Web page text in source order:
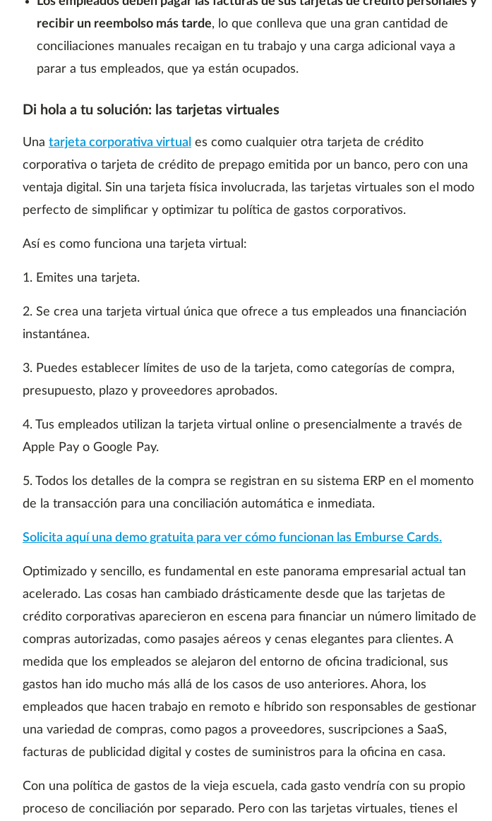
recibir un reembolso más tarde, lo que conlleva que una gran cantidad de
conciliaciones manuales recaigan en tu trabajo y una carga adicional vaya a
parar a tus empleados, que ya están ocupados.
Di hola a tu solución: las tarjetas virtuales
Una tarjeta corporativa virtual es como cualquier otra tarjeta de crédito
corporativa o tarjeta de crédito de prepago emitida por un banco, pero con una
ventaja digital. Sin una tarjeta física involucrada, las tarjetas virtuales son el modo
perfecto de simplificar y optimizar tu política de gastos corporativos.
Así es como funciona una tarjeta virtual:
1. Emites una tarjeta.
2. Se crea una tarjeta virtual única que ofrece a tus empleados una financiación
instantánea.
3. Puedes establecer límites de uso de la tarjeta, como categorías de compra,
presupuesto, plazo y proveedores aprobados.
4. Tus empleados utilizan la tarjeta virtual online o presencialmente a través de
Apple Pay o Google Pay.
5. Todos los detalles de la compra se registran en su sistema ERP en el momento
de la transacción para una conciliación automática e inmediata.
Solicita aquí una demo gratuita para ver cómo funcionan las Emburse Cards.
Optimizado y sencillo, es fundamental en este panorama empresarial actual tan
acelerado. Las cosas han cambiado drásticamente desde que las tarjetas de
crédito corporativas aparecieron en escena para financiar un número limitado de
compras autorizadas, como pasajes aéreos y cenas elegantes para clientes. A
medida que los empleados se alejaron del entorno de oficina tradicional, sus
gastos han ido mucho más allá de los casos de uso anteriores. Ahora, los
empleados que hacen trabajo en remoto e híbrido son responsables de gestionar
una variedad de compras, como pagos a proveedores, suscripciones a SaaS,
facturas de publicidad digital y costes de suministros para la oficina en casa.
Con una política de gastos de la vieja escuela, cada gasto vendría con su propio
proceso de conciliación por separado. Pero con las tarjetas virtuales, tienes el